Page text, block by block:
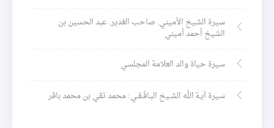
سيرة الشيخ الأميني. صاحب الغدير. عبد الحسين بن
الشيخ أحمد أميني
سيرة حياة والد العلامة المجلسي
سيرة آيـة الله الشـيخ البـافَـقـي: محمد تقي بن محمد باقر